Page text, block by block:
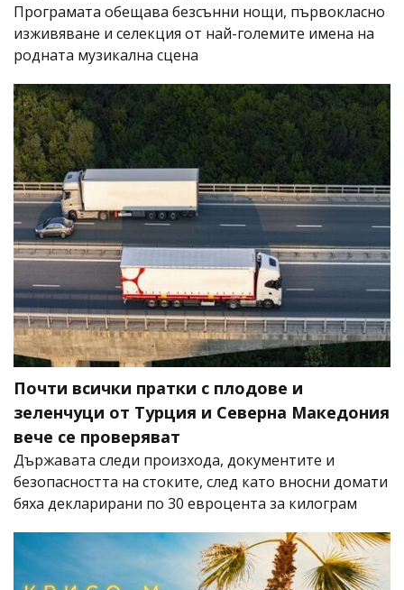
Програмата обещава безсънни нощи, първокласно
изживяване и селекция от най-големите имена на
родната музикална сцена
Почти всички пратки с плодове и
зеленчуци от Турция и Северна Македония
вече се проверяват
Държавата следи произхода, документите и
безопасността на стоките, след като вносни домати
бяха декларирани по 30 евроцента за килограм